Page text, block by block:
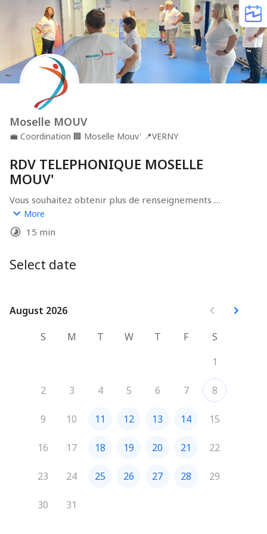
Moselle MOUV
💼 Coordination 🏢 Moselle Mouv' 📍VERNY
RDV TELEPHONIQUE MOSELLE
MOUV'
Vous souhaitez obtenir plus de renseignements
concernant le dispositif Moselle MOUV ? Vous souhaitez
vous inscrire ? Nous vous contacterons pendant le
More
15 min
Select date
August 2026
August 2026
S
M T W T F
S
1
2 3 4 5 6 7 8
9 10 11 12 13 14 15
16 17 18 19 20 21 22
23 24 25 26 27 28 29
30 31